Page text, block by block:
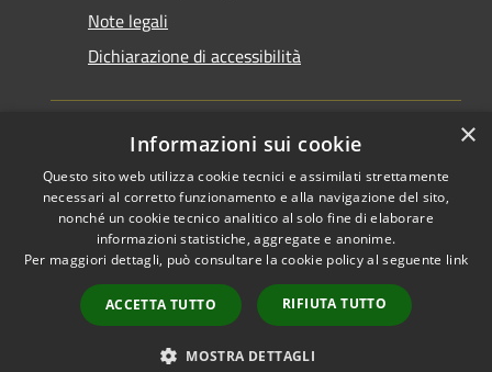
Note legali
Dichiarazione di accessibilità
RSS
Accessibilità
Cookie
Mappa del sito
Piano di miglioramento
Copyright © 2026 • Comune di
Santarcangelo di Romagna •
Powered byMunicipium
Accesso redazione
×
Informazioni sui cookie
Questo sito web utilizza cookie tecnici e assimilati strettamente
necessari al corretto funzionamento e alla navigazione del sito,
nonché un cookie tecnico analitico al solo fine di elaborare
informazioni statistiche, aggregate e anonime.
Per maggiori dettagli, può consultare la cookie policy al seguente link
ACCETTA TUTTO RIFIUTA TUTTO
MOSTRA DETTAGLI